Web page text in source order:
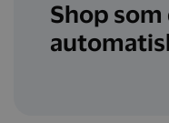
Shop som